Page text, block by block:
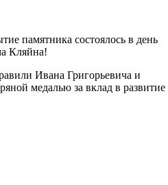
памятника состоялось в день
Кляйна!
Ивана Григорьевича и
медалью за вклад в развитие